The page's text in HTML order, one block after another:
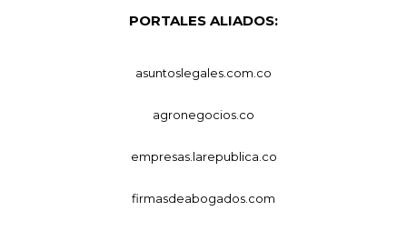
PORTALES ALIADOS:
asuntoslegales.com.co
agronegocios.co
empresas.larepublica.co
firmasdeabogados.com